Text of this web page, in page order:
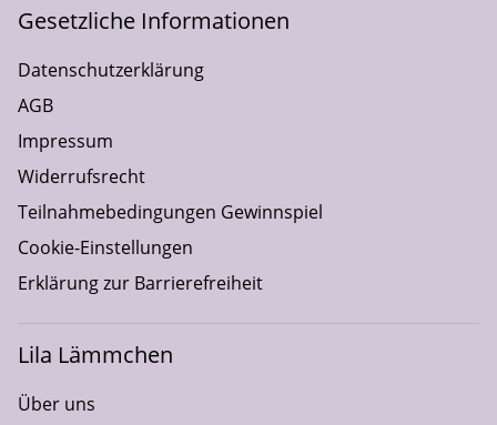
Gesetzliche Informationen
Datenschutzerklärung
AGB
Impressum
Widerrufsrecht
Teilnahmebedingungen Gewinnspiel
Cookie-Einstellungen
Erklärung zur Barrierefreiheit
Lila Lämmchen
Über uns